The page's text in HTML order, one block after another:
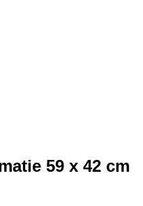
59 x 42 cm